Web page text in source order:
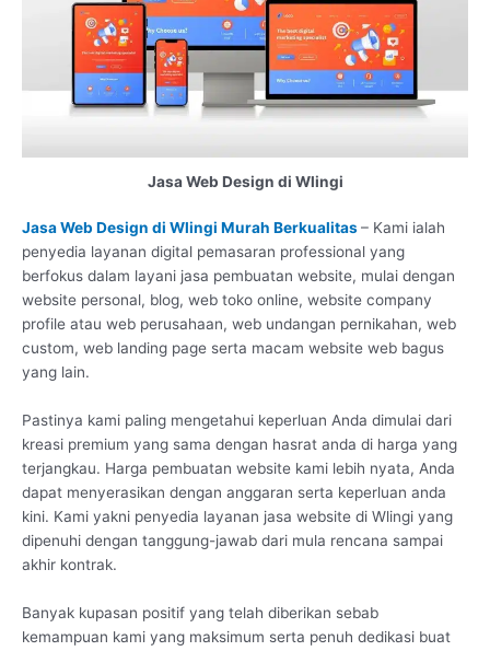
Jasa Web Design di Wlingi
Jasa Web Design di Wlingi Murah Berkualitas– Kami ialah
penyedia layanan digital pemasaran professional yang
berfokus dalam layani jasa pembuatan website, mulai dengan
website personal, blog, web toko online, website company
profile atau web perusahaan, web undangan pernikahan, web
custom, web landing page serta macam website web bagus
yang lain.
Pastinya kami paling mengetahui keperluan Anda dimulai dari
kreasi premium yang sama dengan hasrat anda di harga yang
terjangkau. Harga pembuatan website kami lebih nyata, Anda
dapat menyerasikan dengan anggaran serta keperluan anda
kini. Kami yakni penyedia layanan jasa website di Wlingi yang
dipenuhi dengan tanggung-jawab dari mula rencana sampai
akhir kontrak.
Banyak kupasan positif yang telah diberikan sebab
kemampuan kami yang maksimum serta penuh dedikasi buat